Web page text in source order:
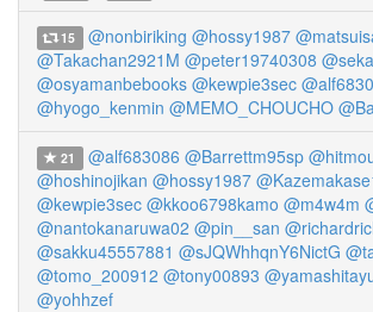
15 @nonbiriking @hossy1987
@Takachan2921M @peter19740308
@osyamanbebooks @kewpie3sec
@hyogo_kenmin @MEMO_CHOUCHO
21 @alf683086 @Barrettm95sp
@hoshinojikan @hossy1987
@kewpie3sec @kkoo6798kamo @m4w4m
@nantokanaruwa02 @pin__san
@sakku45557881 @sJQWhhqnY6NictG
@tomo_200912 @tony00893
@yohhzef